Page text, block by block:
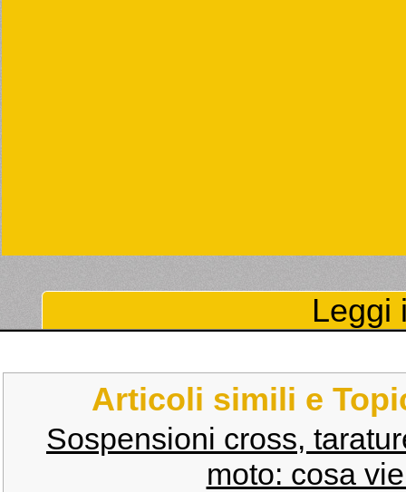
Leggi
Articoli simili e
Sospensioni cross,
moto: cosa